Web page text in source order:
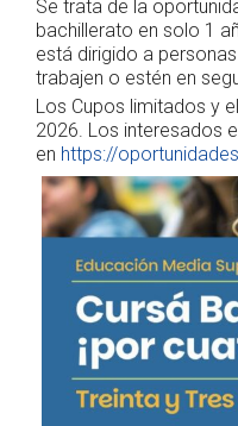
Se trata de la
bachillerato en solo 1
está dirigido a
trabajen o estén en
Los Cupos limitados y
2026. Los interesados
en https://